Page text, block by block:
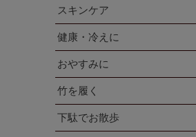
スキンケア
健康・冷えに
おやすみに
竹を履く
下駄でお散歩